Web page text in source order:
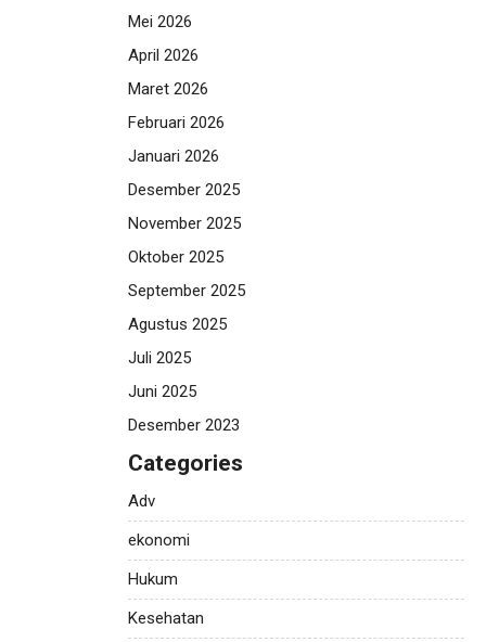
Mei 2026
April 2026
Maret 2026
Februari 2026
Januari 2026
Desember 2025
November 2025
Oktober 2025
September 2025
Agustus 2025
Juli 2025
Juni 2025
Desember 2023
Categories
Adv
ekonomi
Hukum
Kesehatan